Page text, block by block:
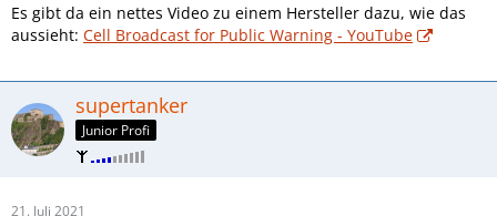
Es gibt da ein nettes Video zu einem Hersteller dazu, wie das
aussieht: Cell Broadcast for Public Warning - YouTube
supertanker
Junior Profi
21. Juli 2021